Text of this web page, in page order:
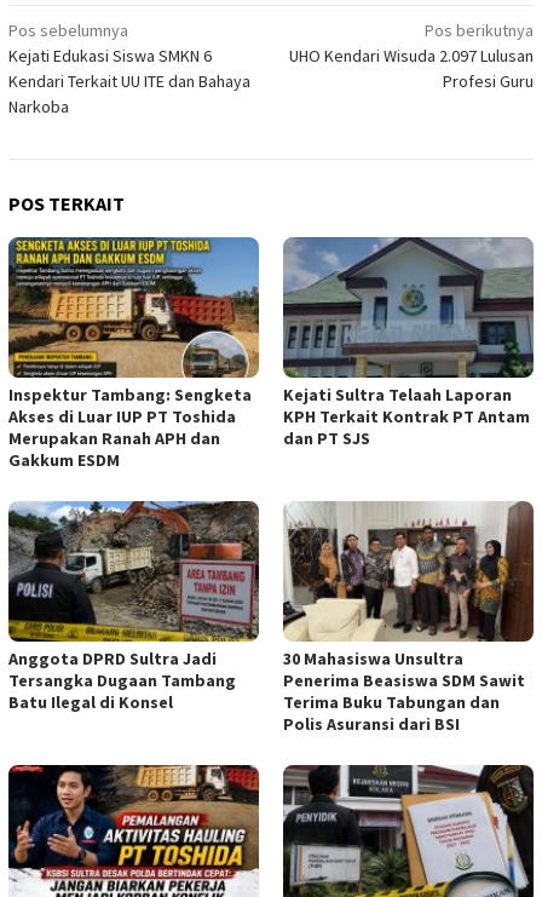
Navigasi
pos
Pos sebelumnya
Kejati Edukasi Siswa SMKN 6
Kendari Terkait UU ITE dan Bahaya
Narkoba
Pos berikutnya
UHO Kendari Wisuda 2.097 Lulusan
Profesi Guru
POS TERKAIT
Inspektur Tambang: Sengketa
Akses di Luar IUP PT Toshida
Merupakan Ranah APH dan
Gakkum ESDM
Kejati Sultra Telaah Laporan
KPH Terkait Kontrak PT Antam
dan PT SJS
Anggota DPRD Sultra Jadi
Tersangka Dugaan Tambang
Batu Ilegal di Konsel
30 Mahasiswa Unsultra
Penerima Beasiswa SDM Sawit
Terima Buku Tabungan dan
Polis Asuransi dari BSI